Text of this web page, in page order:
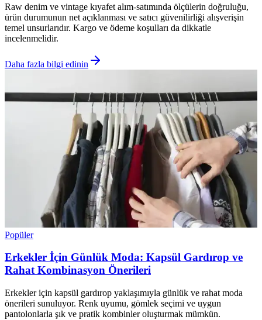
Raw denim ve vintage kıyafet alım-satımında ölçülerin doğruluğu,
ürün durumunun net açıklanması ve satıcı güvenilirliği alışverişin
temel unsurlarıdır. Kargo ve ödeme koşulları da dikkatle
incelenmelidir.
Daha fazla bilgi edinin
Popüler
Erkekler İçin Günlük Moda: Kapsül Gardırop ve
Rahat Kombinasyon Önerileri
Erkekler için kapsül gardırop yaklaşımıyla günlük ve rahat moda
önerileri sunuluyor. Renk uyumu, gömlek seçimi ve uygun
pantolonlarla şık ve pratik kombinler oluşturmak mümkün.